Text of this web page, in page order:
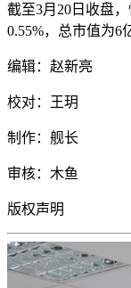
截至3月 20 日收盘
0.55%，总市值为6
编辑：赵新亮
校对：王玥
制作：舰长
审核：木鱼
版权声明